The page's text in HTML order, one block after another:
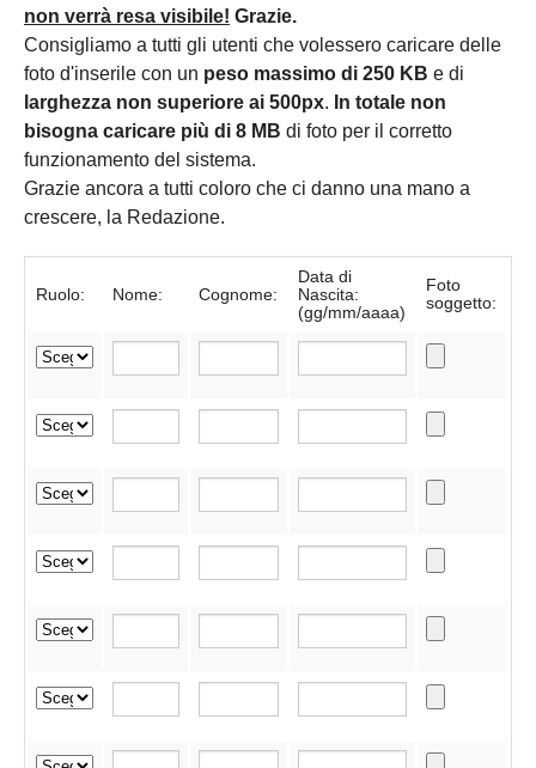
non verrà resa visibile! Grazie.
Consigliamo a tutti gli utenti che volessero caricare delle
foto d'inserile con un peso massimo di 250 KB e di
larghezza non superiore ai 500px. In totale non
bisogna caricare più di 8 MB di foto per il corretto
funzionamento del sistema.
Grazie ancora a tutti coloro che ci danno una mano a
crescere, la Redazione.
Ruolo: Nome: Cognome:
Data di
Nascita:
(gg/mm/aaaa)
Foto
soggetto: